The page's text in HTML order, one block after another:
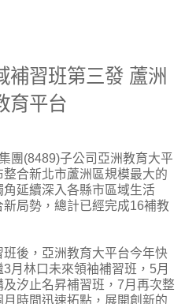
補習班第三發 蘆洲
育平台
團(8489)子公司亞洲教育大平
合新北市蘆洲區規模最大的
延續深入各縣市區域生活
局勢，總計已經完成16補教
後，亞洲教育大平台今年快
月林口未來領袖補習班，5月
汐止名昇補習班，7月再次整
時間迅速拓點，展開創新的